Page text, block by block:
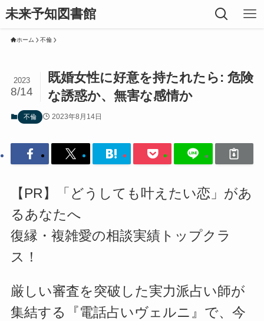
未来予知図書館
ホーム 不倫
既婚女性に好意を持たれたら: 危険
な誘惑か、無害な感情か
2023
8/14
不倫 2023年8月14日
【PR】「どうしても叶えたい恋」があ
るあなたへ
復縁・複雑愛の相談実績トップクラ
ス！
厳しい審査を突破した実力派占い師が
集結する『電話占いヴェルニ』で、今